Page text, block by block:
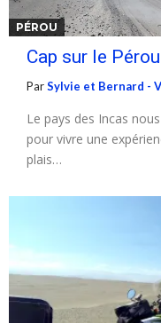
PÉROU
Cap sur le
ParSylvie et Bernard -
Le pays des Incas
pour vivre une
plais…